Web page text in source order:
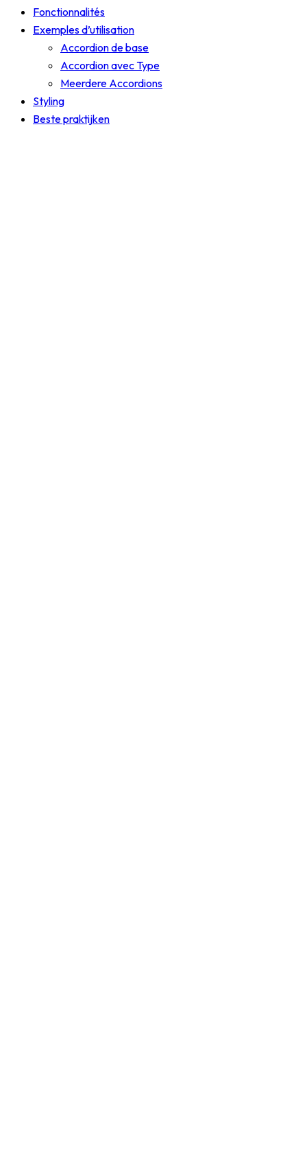
Fonctionnalités
Exemples d’utilisation
Accordion de base
Accordion avec Type
Meerdere Accordions
Styling
Beste praktijken